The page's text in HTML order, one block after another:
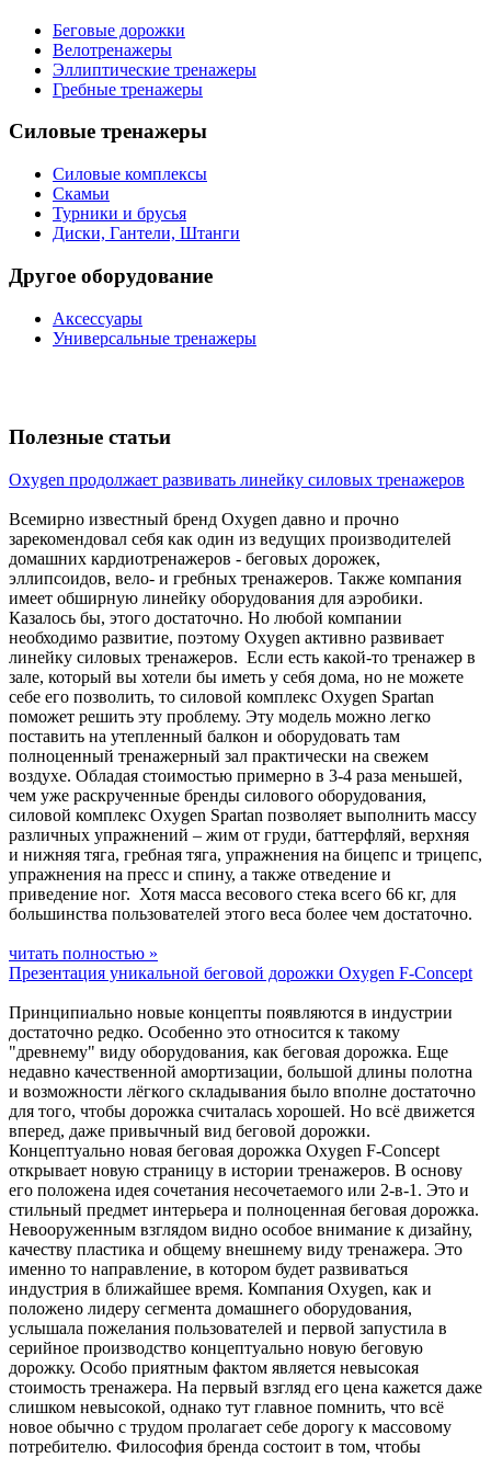
Беговые дорожки
Велотренажеры
Эллиптические тренажеры
Гребные тренажеры
Силовые тренажеры
Силовые комплексы
Скамьи
Турники и брусья
Диски, Гантели, Штанги
Другое оборудование
Аксессуары
Универсальные тренажеры
Полезные статьи
Oxygen продолжает развивать линейку силовых тренажеров
Всемирно известный бренд Oxygen давно и прочно
зарекомендовал себя как один из ведущих производителей
домашних кардиотренажеров - беговых дорожек,
эллипсоидов, вело- и гребных тренажеров. Также компания
имеет обширную линейку оборудования для аэробики.
Казалось бы, этого достаточно. Но любой компании
необходимо развитие, поэтому Oxygen активно развивает
линейку силовых тренажеров. Если есть какой-то тренажер в
зале, который вы хотели бы иметь у себя дома, но не можете
себе его позволить, то силовой комплекс Oxygen Spartan
поможет решить эту проблему. Эту модель можно легко
поставить на утепленный балкон и оборудовать там
полноценный тренажерный зал практически на свежем
воздухе. Обладая стоимостью примерно в 3-4 раза меньшей,
чем уже раскрученные бренды силового оборудования,
силовой комплекс Oxygen Spartan позволяет выполнить массу
различных упражнений – жим от груди, баттерфляй, верхняя
и нижняя тяга, гребная тяга, упражнения на бицепс и трицепс,
упражнения на пресс и спину, а также отведение и
приведение ног. Хотя масса весового стека всего 66 кг, для
большинства пользователей этого веса более чем достаточно.
читать полностью »
Презентация уникальной беговой дорожки Oxygen F-Concept
Принципиально новые концепты появляются в индустрии
достаточно редко. Особенно это относится к такому
"древнему" виду оборудования, как беговая дорожка. Еще
недавно качественной амортизации, большой длины полотна
и возможности лёгкого складывания было вполне достаточно
для того, чтобы дорожка считалась хорошей. Но всё движется
вперед, даже привычный вид беговой дорожки.
Концептуально новая беговая дорожка Oxygen F-Concept
открывает новую страницу в истории тренажеров. В основу
его положена идея сочетания несочетаемого или 2-в-1. Это и
стильный предмет интерьера и полноценная беговая дорожка.
Невооруженным взглядом видно особое внимание к дизайну,
качеству пластика и общему внешнему виду тренажера. Это
именно то направление, в котором будет развиваться
индустрия в ближайшее время. Компания Oxygen, как и
положено лидеру сегмента домашнего оборудования,
услышала пожелания пользователей и первой запустила в
серийное производство концептуально новую беговую
дорожку. Особо приятным фактом является невысокая
стоимость тренажера. На первый взгляд его цена кажется даже
слишком невысокой, однако тут главное помнить, что всё
новое обычно с трудом пролагает себе дорогу к массовому
потребителю. Философия бренда состоит в том, чтобы